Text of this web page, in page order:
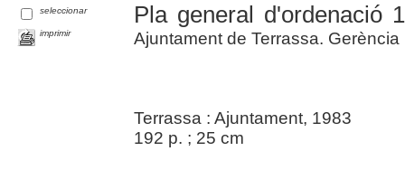
seleccionar
imprimir
Pla general d'ordenació
Ajuntament de Terrassa.
Terrassa : Ajuntament, 1983
192 p. ; 25 cm